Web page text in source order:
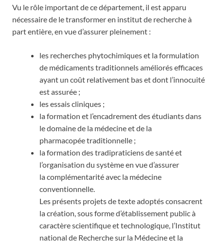
Vu le rôle important de ce département, il est apparu
nécessaire de le transformer en institut de recherche à
part entière, en vue d’assurer pleinement :
les recherches phytochimiques et la formulation
de médicaments traditionnels améliorés efficaces
ayant un coût relativement bas et dont l’innocuité
est assurée ;
les essais cliniques ;
la formation et l’encadrement des étudiants dans
le domaine de la médecine et de la
pharmacopée traditionnelle ;
la formation des tradipraticiens de santé et
l’organisation du système en vue d’assurer
la complémentarité avec la médecine
conventionnelle.
Les présents projets de texte adoptés consacrent
la création, sous forme d’établissement public à
caractère scientifique et technologique, l’Institut
national de Recherche sur la Médecine et la